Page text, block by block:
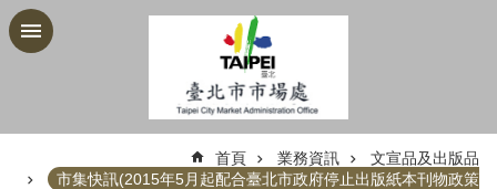
跳到主要內容區塊
首頁 業務資訊
文宣品及出版品
市集快訊(2015年5月起配合臺北市政府停止出版紙本刊物政策